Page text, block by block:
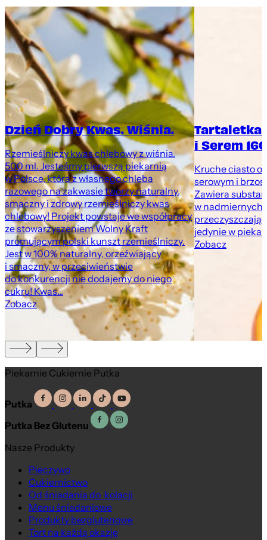
Dzień Dobry Kwas. Wiśnia.
Rzemieślniczy kwas chlebowy z wiśnia.
500 ml. Jesteśmy pierwszą piekarnią
w Polsce, która z własnego chleba
razowego na zakwasie tworzy naturalny,
smaczny i zdrowy rzemieślniczy kwas
chlebowy! Projekt powstaje we współpracy
ze stowarzyszeniem Wolny Kraft
promującym polski kunszt rzemieślniczy.
Jest w 100% naturalny, orzeźwiający
i smaczny, w przeciwieństwie
do konkurencji nie dodajemy do niego
cukru! Kwas...
Zobacz
Tartaletka
i Serem
Kruche ciasto
serowym i
Zawiera
w nadmiernych
jedynie w
Zobacz
Piekarnie Cukiernie Putka
Putka
Putka Bez Glutenu
Nasze Produkty
Pieczywo
Cukiernictwo
Od śniadania do kolacji
Menu śniadaniowe
Produkty bezglutenowe
Tort na każdą okazję